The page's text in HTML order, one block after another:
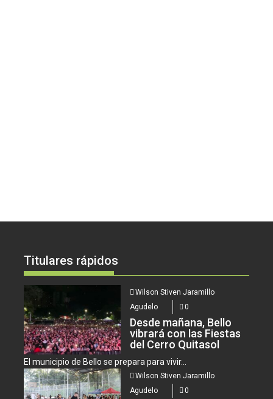
Titulares rápidos
Wilson Stiven Jaramillo
Agudelo
0
Desde mañana, Bello
vibrará con las Fiestas
del Cerro Quitasol
El municipio de Bello se prepara para vivir...
Wilson Stiven Jaramillo
Agudelo
0